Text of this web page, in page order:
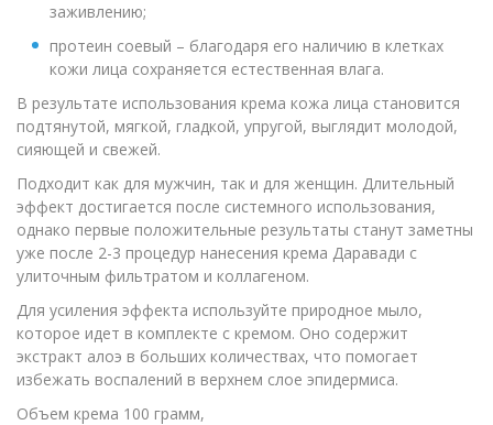
заживлению;
протеин соевый – благодаря его наличию в клетках
кожи лица сохраняется естественная влага.
В результате использования крема кожа лица становится
подтянутой, мягкой, гладкой, упругой, выглядит молодой,
сияющей и свежей.
Подходит как для мужчин, так и для женщин. Длительный
эффект достигается после системного использования,
однако первые положительные результаты станут заметны
уже после 2-3 процедур нанесения крема Даравади с
улиточным фильтратом и коллагеном.
Для усиления эффекта используйте природное мыло,
которое идет в комплекте с кремом. Оно содержит
экстракт алоэ в больших количествах, что помогает
избежать воспалений в верхнем слое эпидермиса.
Объем крема 100 грамм,